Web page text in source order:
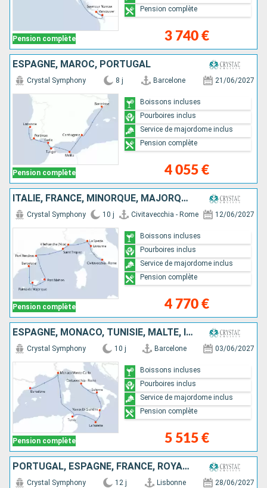
Pension complète 3 740 €
Pension complète
ESPAGNE, MAROC, PORTUGAL
Pension complète
Crystal Symphony 8 j Barcelone 21/06/2027
4 055 €
Boissons incluses
Pourboires inclus
Service de majordome inclus
Pension complète
ITALIE, FRANCE, MINORQUE, MAJORQUE, ESPAGNE
Pension complète
Crystal Symphony 10 j Civitavecchia - Rome 12/06/2027
4 770 €
Boissons incluses
Pourboires inclus
Service de majordome inclus
Pension complète
ESPAGNE, MONACO, TUNISIE, MALTE, ITALIE
Pension complète
Crystal Symphony 10 j Barcelone 03/06/2027
5 515 €
Boissons incluses
Pourboires inclus
Service de majordome inclus
Pension complète
PORTUGAL, ESPAGNE, FRANCE, ROYAUME-UNI
Crystal Symphony 12 j Lisbonne 28/06/2027